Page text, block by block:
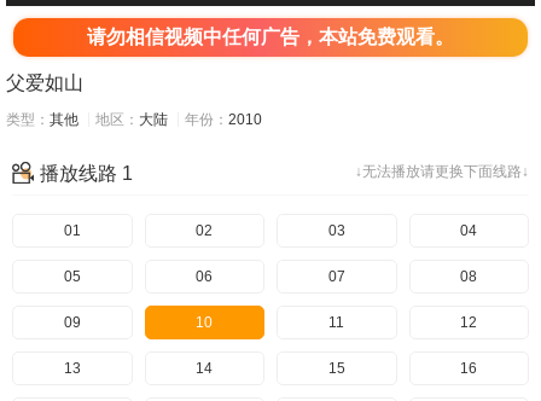
请勿相信视频中任何广告，本站免费观看。
父爱如山
类型： 其他 地区： 大陆 年份： 2010
↓无法播放请更换下面线路↓
播放线路 1
01 02 03 04
05 06 07 08
09 10 11 12
13 14 15 16